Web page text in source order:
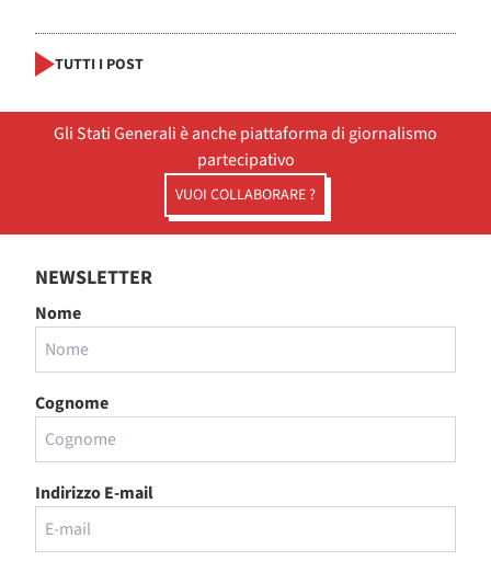
TUTTI I POST
Gli Stati Generali è anche piattaforma di giornalismo
partecipativo
VUOI COLLABORARE ?
NEWSLETTER
Nome
Cognome
Indirizzo E-mail